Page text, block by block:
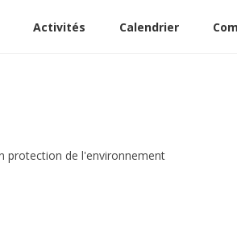
Activités Calendrier
protection de l'environnement